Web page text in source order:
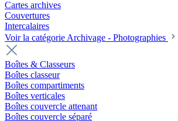
Cartes archives
Couvertures
Intercalaires
Voir la catégorie Archivage - Photographies
Boîtes & Classeurs
Boîtes classeur
Boîtes compartiments
Boîtes verticales
Boîtes couvercle attenant
Boîtes couvercle séparé